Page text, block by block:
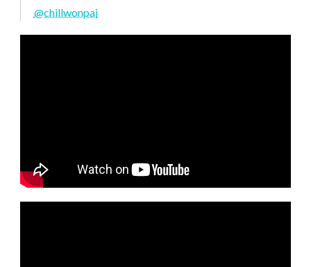
@chillwonpai